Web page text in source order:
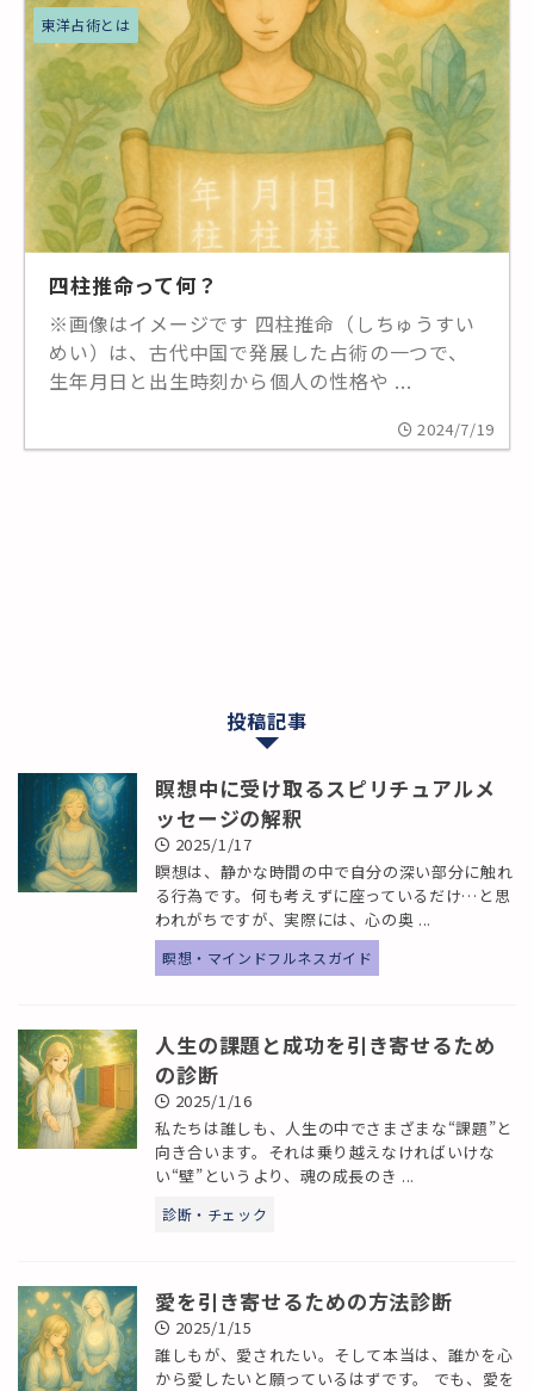
東洋占術とは
四柱推命って何？
※画像はイメージです 四柱推命（しちゅうすい
めい）は、古代中国で発展した占術の一つで、
生年月日と出生時刻から個人の性格や ...
2024/7/19
投稿記事
瞑想中に受け取るスピリチュアルメ
ッセージの解釈
2025/1/17
瞑想は、静かな時間の中で自分の深い部分に触れ
る行為です。何も考えずに座っているだけ…と思
われがちですが、実際には、心の奥 ...
瞑想・マインドフルネスガイド
人生の課題と成功を引き寄せるため
の診断
2025/1/16
私たちは誰しも、人生の中でさまざまな“課題”と
向き合います。それは乗り越えなければいけな
い“壁”というより、魂の成長のき ...
診断・チェック
愛を引き寄せるための方法診断
2025/1/15
誰しもが、愛されたい。そして本当は、誰かを心
から愛したいと願っているはずです。 でも、愛を